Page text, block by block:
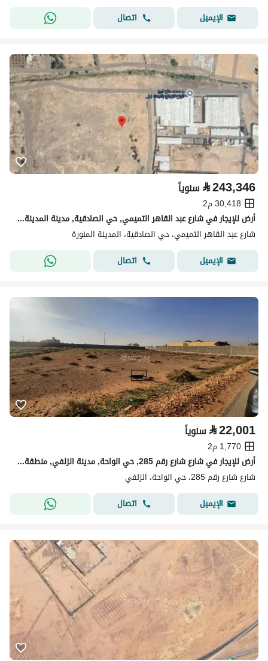
الإيميل
اتصال
⃁243,346 سنوياً
30,418 م2
أرض للإيجار في شارع عبد القاهر التميمي, حي الصادقية, مدينة المدينة المنورة, منطقة المدينة المنورة
شارع عبد القاهر التميمي، حي الصادقية، المدينة المنورة
الإيميل
اتصال
⃁22,001 سنوياً
1,770 م2
أرض للإيجار في شارع شارع رقم 285, حي الواحة, مدينة الزلفي, منطقة الرياض
شارع شارع رقم 285، حي الواحة، الزلفي
الإيميل
اتصال